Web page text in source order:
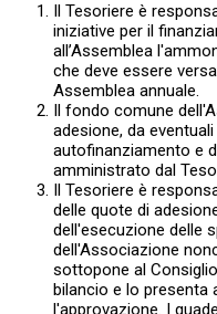
Il Tesoriere è
iniziative per il
all’Assemblea
che deve essere
Assemblea annuale.
Il fondo comune
adesione, da
autofinanziamento e
amministrato dal
Il Tesoriere è
delle quote di
dell'esecuzione delle
dell'Associazione
sottopone al
bilancio e lo presenta
l'approvazione. I